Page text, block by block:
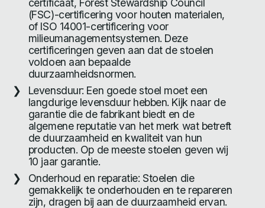
certificaat, Forest Stewardship Council
(FSC)-certificering voor houten materialen,
of ISO 14001-certificering voor
milieumanagementsystemen. Deze
certificeringen geven aan dat de stoelen
voldoen aan bepaalde
duurzaamheidsnormen.
Levensduur: Een goede stoel moet een
langdurige levensduur hebben. Kijk naar de
garantie die de fabrikant biedt en de
algemene reputatie van het merk wat betreft
de duurzaamheid en kwaliteit van hun
producten. Op de meeste stoelen geven wij
10 jaar garantie.
Onderhoud en reparatie: Stoelen die
gemakkelijk te onderhouden en te repareren
zijn, dragen bij aan de duurzaamheid ervan.